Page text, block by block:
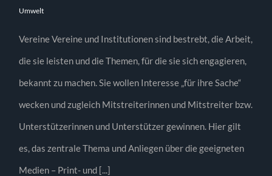
Umwelt
Vereine Vereine und Institutionen sind bestrebt, die Arbeit,
die sie leisten und die Themen, für die sie sich engagieren,
bekannt zu machen. Sie wollen Interesse „für ihre Sache“
wecken und zugleich Mitstreiterinnen und Mitstreiter bzw.
Unterstützerinnen und Unterstützer gewinnen. Hier gilt
es, das zentrale Thema und Anliegen über die geeigneten
Medien – Print- und [...]